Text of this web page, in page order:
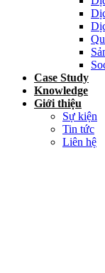
Case Study
Knowledge
Giới thiệu
Sự kiện
Tin tức
Liên hệ